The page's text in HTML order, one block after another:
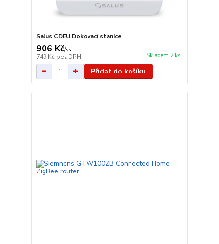
Salus CDEU Dokovací stanice
906 Kč/ks
749 Kč bez DPH Skladem 2 ks
Přidat do košíku